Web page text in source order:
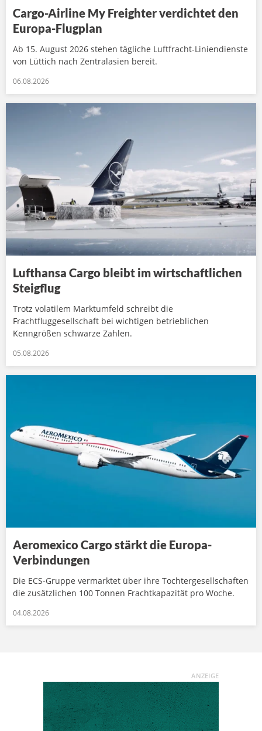
Cargo-Airline My Freighter verdichtet den
Europa-Flugplan
Ab 15. August 2026 stehen tägliche Luftfracht-Liniendienste
von Lüttich nach Zentralasien bereit.
06.08.2026
Lufthansa Cargo bleibt im wirtschaftlichen
Steigflug
Trotz volatilem Marktumfeld schreibt die
Frachtfluggesellschaft bei wichtigen betrieblichen
Kenngrößen schwarze Zahlen.
05.08.2026
Aeromexico Cargo stärkt die Europa-
Verbindungen
Die ECS-Gruppe vermarktet über ihre Tochtergesellschaften
die zusätzlichen 100 Tonnen Frachtkapazität pro Woche.
04.08.2026
ANZEIGE